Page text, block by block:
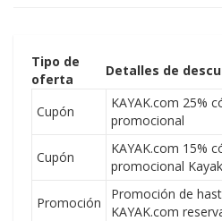
Tipo de
oferta
Detalles de
Cupón
KAYAK.com 25%
promocional
Cupón
KAYAK.com 15%
promocional
Promoción
Promoción de
KAYAK.com